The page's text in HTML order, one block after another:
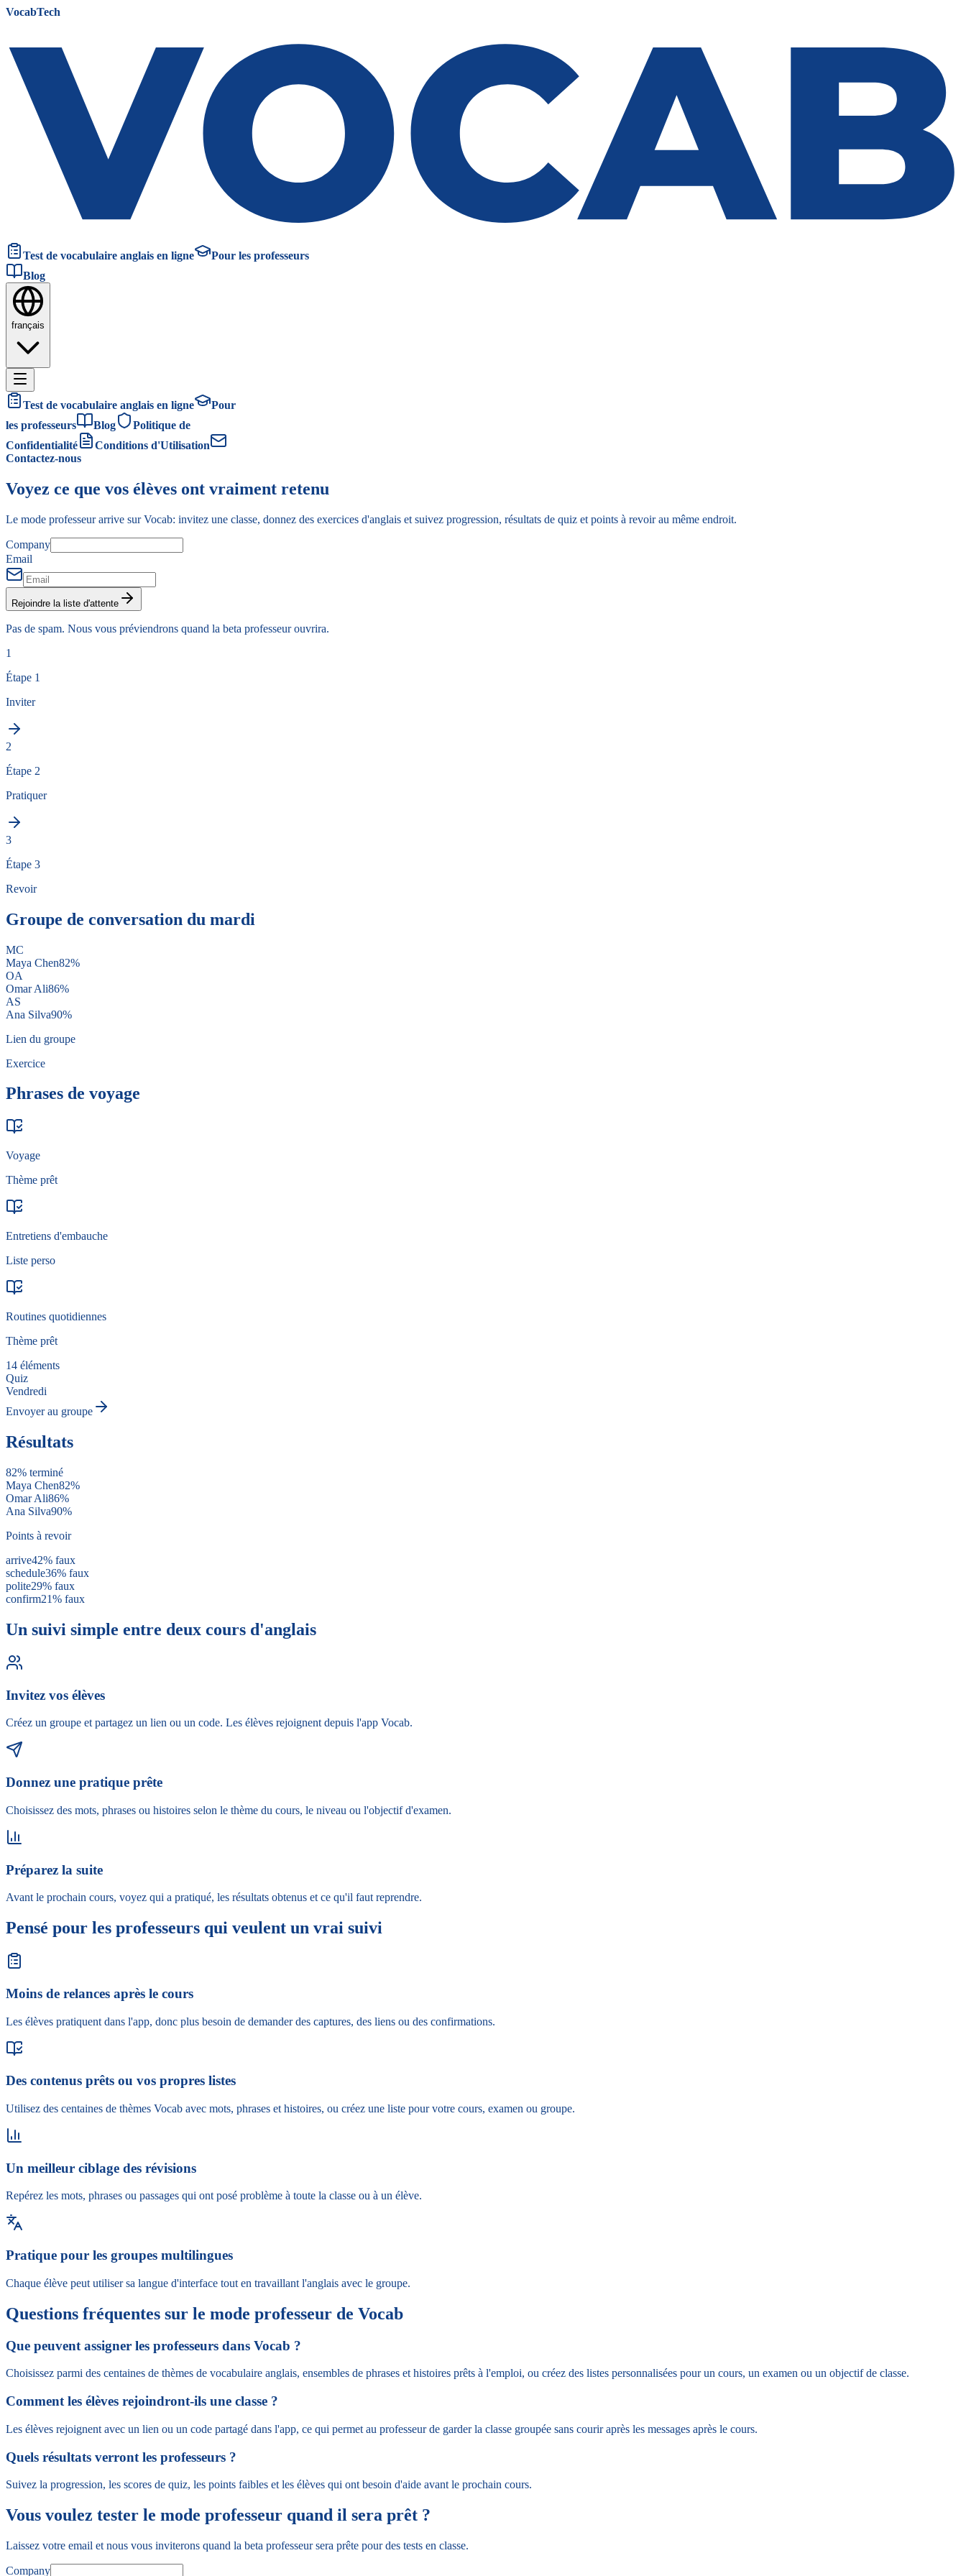
VocabTech
Test de vocabulaire anglais en ligne
Pour les professeurs
Blog
français
Test de vocabulaire anglais en ligne
Pour
les professeurs
Blog
Politique de
Confidentialité
Conditions d'Utilisation
Contactez-nous
Voyez ce que vos élèves ont vraiment retenu
Le mode professeur arrive sur Vocab: invitez une classe, donnez des exercices d'anglais et suivez progression, résultats de quiz et points à revoir au même endroit.
Company
Email
Rejoindre la liste d'attente
Pas de spam. Nous vous préviendrons quand la beta professeur ouvrira.
1
Étape 1
Inviter
2
Étape 2
Pratiquer
3
Étape 3
Revoir
Groupe de conversation du mardi
MC
Maya Chen82%
OA
Omar Ali86%
AS
Ana Silva90%
Lien du groupe
Exercice
Phrases de voyage
Voyage
Thème prêt
Entretiens d'embauche
Liste perso
Routines quotidiennes
Thème prêt
14 éléments
Quiz
Vendredi
Envoyer au groupe
Résultats
82% terminé
Maya Chen82%
Omar Ali86%
Ana Silva90%
Points à revoir
arrive42% faux
schedule36% faux
polite29% faux
confirm21% faux
Un suivi simple entre deux cours d'anglais
Invitez vos élèves
Créez un groupe et partagez un lien ou un code. Les élèves rejoignent depuis l'app Vocab.
Donnez une pratique prête
Choisissez des mots, phrases ou histoires selon le thème du cours, le niveau ou l'objectif d'examen.
Préparez la suite
Avant le prochain cours, voyez qui a pratiqué, les résultats obtenus et ce qu'il faut reprendre.
Pensé pour les professeurs qui veulent un vrai suivi
Moins de relances après le cours
Les élèves pratiquent dans l'app, donc plus besoin de demander des captures, des liens ou des confirmations.
Des contenus prêts ou vos propres listes
Utilisez des centaines de thèmes Vocab avec mots, phrases et histoires, ou créez une liste pour votre cours, examen ou groupe.
Un meilleur ciblage des révisions
Repérez les mots, phrases ou passages qui ont posé problème à toute la classe ou à un élève.
Pratique pour les groupes multilingues
Chaque élève peut utiliser sa langue d'interface tout en travaillant l'anglais avec le groupe.
Questions fréquentes sur le mode professeur de Vocab
Que peuvent assigner les professeurs dans Vocab ?
Choisissez parmi des centaines de thèmes de vocabulaire anglais, ensembles de phrases et histoires prêts à l'emploi, ou créez des listes personnalisées pour un cours, un examen ou un objectif de classe.
Comment les élèves rejoindront-ils une classe ?
Les élèves rejoignent avec un lien ou un code partagé dans l'app, ce qui permet au professeur de garder la classe groupée sans courir après les messages après le cours.
Quels résultats verront les professeurs ?
Suivez la progression, les scores de quiz, les points faibles et les élèves qui ont besoin d'aide avant le prochain cours.
Vous voulez tester le mode professeur quand il sera prêt ?
Laissez votre email et nous vous inviterons quand la beta professeur sera prête pour des tests en classe.
Company